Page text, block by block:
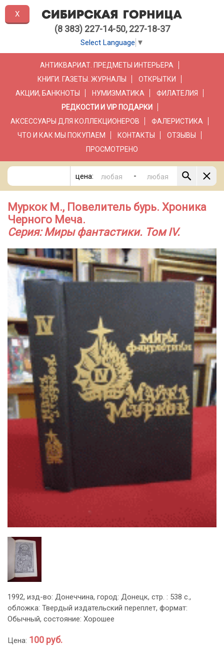
(8 383) 227-14-50, 227-18-37
Select Language ▼
АНТИКВАРИАТ. ПРЕДМЕТЫ ИНТЕРЬЕРА
КНИГИ. ГАЗЕТЫ. ЖУРНАЛЫ
ОТКРЫТКИ
АКЦИИ, БАНКНОТЫ
НУМИЗМАТИКА
ФИЛАТЕЛИЯ
РЕДКОСТИ И VIP ПОДАРКИ
АКСЕССУАРЫ ДЛЯ КОЛЛЕКЦИОНЕРОВ
ФАЛЕРИСТИКА
ЧТО И КАК МЫ ПОКУПАЕМ
КОНТАКТЫ
ОТЗЫВЫ
ПРОСМОТРЕНО
цена: -
Муркок М., Повелитель бурь. Хроника
Черного Меча.
Серия: Миры фантастики. Том IV.
1992, изд-во: Донеччина, город: Донецк, стр. : 538 с.,
обложка: Твердый издательский переплет, формат:
Обычный, состояние: Хорошее
Цена: 100 руб.
X